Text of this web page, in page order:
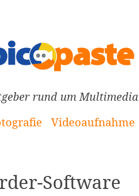
rund um Multimedia
Videoaufnahme
Software